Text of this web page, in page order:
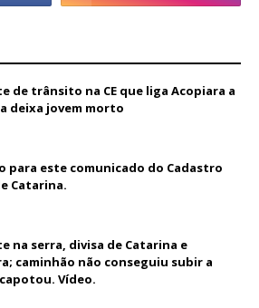
de trânsito na CE que liga Acopiara a
deixa jovem morto
para este comunicado do Cadastro
Catarina.
na serra, divisa de Catarina e
caminhão não conseguiu subir a
Vídeo.